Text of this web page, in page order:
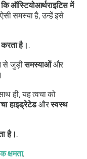
ऑस्टियोआर्थराइटिस में
समस्या है, उन्हें इसे
है।.
से जुड़ीसमस्याओंऔर
ही, यह त्वचा को
हाइड्रेटेडऔरस्वस्थ
है।.
क्षमता.